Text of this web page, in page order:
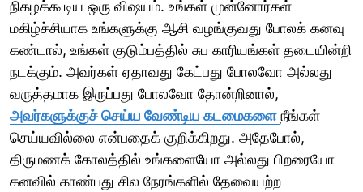
நிகழக்கூடிய ஒரு விஷயம். உங்கள் முன்னோர்கள்
மகிழ்ச்சியாக உங்களுக்கு ஆசி வழங்குவது போலக் கனவு
கண்டால், உங்கள் குடும்பத்தில் சுப காரியங்கள் தடையின்றி
நடக்கும். அவர்கள் ஏதாவது கேட்பது போலவோ அல்லது
வருத்தமாக இருப்பது போலவோ தோன்றினால்,
அவர்களுக்குச் செய்ய வேண்டிய கடமைகளை நீங்கள்
செய்யவில்லை என்பதைக் குறிக்கிறது. அதேபோல்,
திருமணக் கோலத்தில் உங்களையோ அல்லது பிறரையோ
கனவில் காண்பது சில நேரங்களில் தேவையற்ற